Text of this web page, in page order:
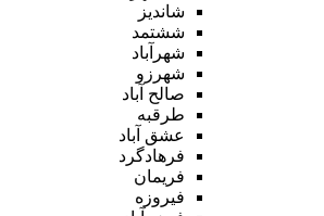
شاندیز
ششتمد
شهرآباد
شهرزو
صالح آباد
طرقبه
عشق آباد
فرهادگرد
فریمان
فیروزه